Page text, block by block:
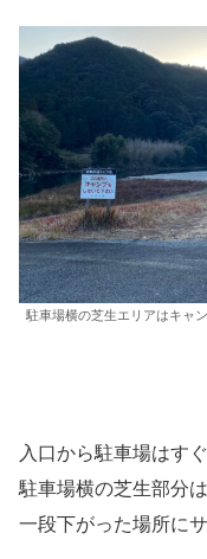
駐車場横の芝生エリアはキャ
入口から駐車場はす
駐車場横の芝生部分
一段下がった場所に